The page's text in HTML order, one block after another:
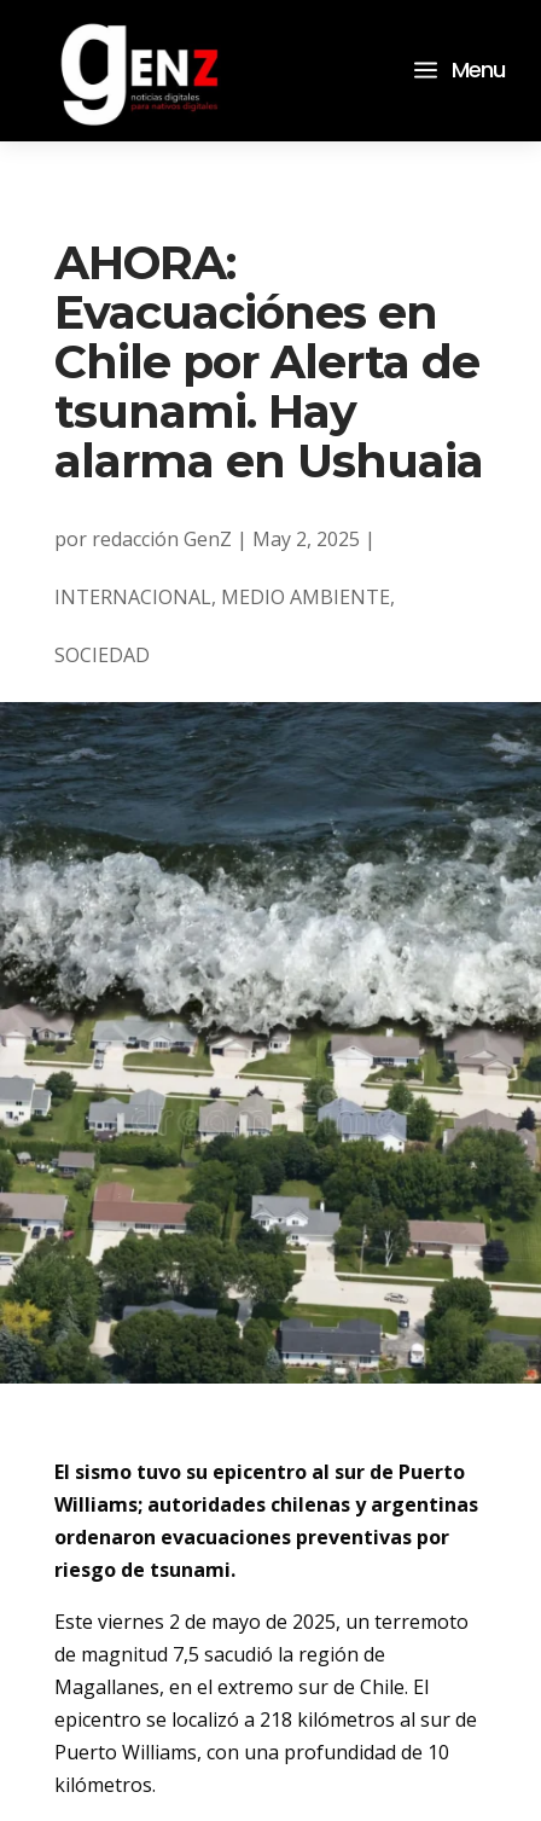
a Menu
AHORA:
Evacuaciónes en
Chile por Alerta de
tsunami. Hay
alarma en Ushuaia
por redacción GenZ | May 2, 2025 |
INTERNACIONAL, MEDIO AMBIENTE,
SOCIEDAD
El sismo tuvo su epicentro al sur de Puerto
Williams; autoridades chilenas y argentinas
ordenaron evacuaciones preventivas por
riesgo de tsunami.
Este viernes 2 de mayo de 2025, un terremoto
de magnitud 7,5 sacudió la región de
Magallanes, en el extremo sur de Chile. El
epicentro se localizó a 218 kilómetros al sur de
Puerto Williams, con una profundidad de 10
kilómetros.